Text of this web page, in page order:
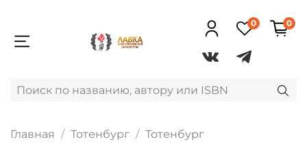
0 0
Главная Тотенбург Тотенбург